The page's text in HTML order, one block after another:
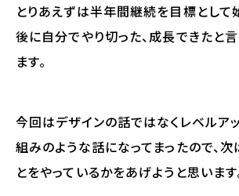
とりあえずは半年間継続を目標として
後に自分でやり切った、成長できたと
ます。
今回はデザインの話ではなくレベルア
組みのような話になってまったので、
とをやっているかをあげようと思います